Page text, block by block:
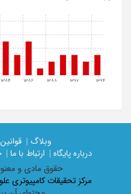
1384 1386 1388 1392 1394
وبلاگ |
درباره پایگاه |
ارتباط با ما |
حقوق مادی و
مرکز تحقیقات کامپیوتری